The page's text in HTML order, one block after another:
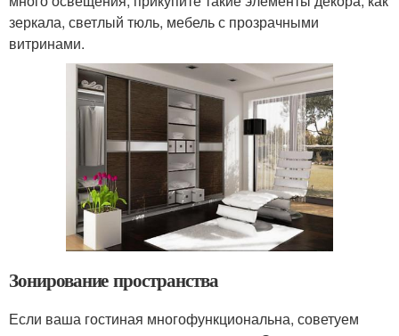
зеркала, светлый тюль, мебель с прозрачными
витринами.
Зонирование пространства
Если ваша гостиная многофункциональна, советуем